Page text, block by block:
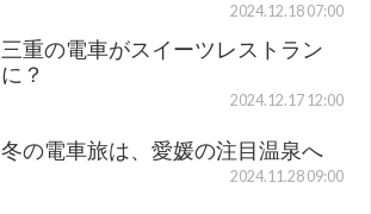
2024.12.18 07:00
三重の電車がスイーツレストラン
に？
2024.12.17 12:00
冬の電車旅は、愛媛の注目温泉へ
2024.11.28 09:00